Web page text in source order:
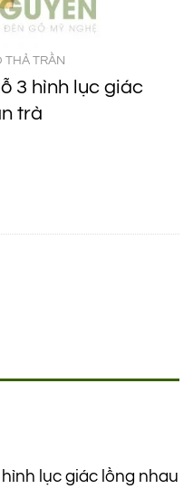
THẢ TRẦN
3 hình lục giác
trà
₫.
lục giác lồng nhau